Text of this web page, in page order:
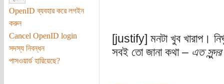
OpenID ব্যবহার করে লগইন
করুন
Cancel OpenID login
সদস্য নিবন্ধন
পাসওয়ার্ড হারিয়েছে?
[justify] মনটা খুব খারাপ।
সবই তো জানা কথা – এত